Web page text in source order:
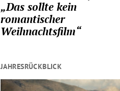
„Das sollte kein
romantischer
Weihnachtsfilm“
JAHRESRÜCKBLICK